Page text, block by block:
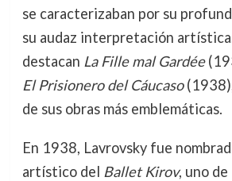
se caracterizaban por su
su audaz interpretación
destacan La Fille mal Gardée
El Prisionero del Cáucaso
de sus obras más emblemáticas.
En 1938, Lavrovsky fue
artístico del Ballet Kirov, uno de